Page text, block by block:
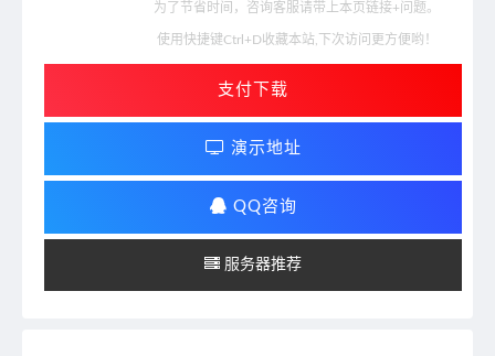
为了节省时间，咨询客服请带上本页链接+问题。
使用快捷键Ctrl+D收藏本站,下次访问更方便哟！
支付下载
演示地址
QQ咨询
服务器推荐